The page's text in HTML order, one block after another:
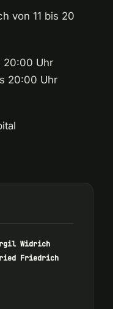
von 11 bis 20
20:00 Uhr
20:00 Uhr
Widrich
Friedrich